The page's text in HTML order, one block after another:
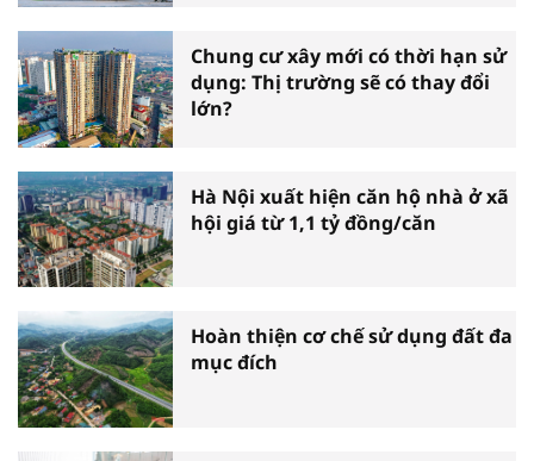
Chung cư xây mới có thời hạn sử
dụng: Thị trường sẽ có thay đổi
lớn?
Hà Nội xuất hiện căn hộ nhà ở xã
hội giá từ 1,1 tỷ đồng/căn
Hoàn thiện cơ chế sử dụng đất đa
mục đích